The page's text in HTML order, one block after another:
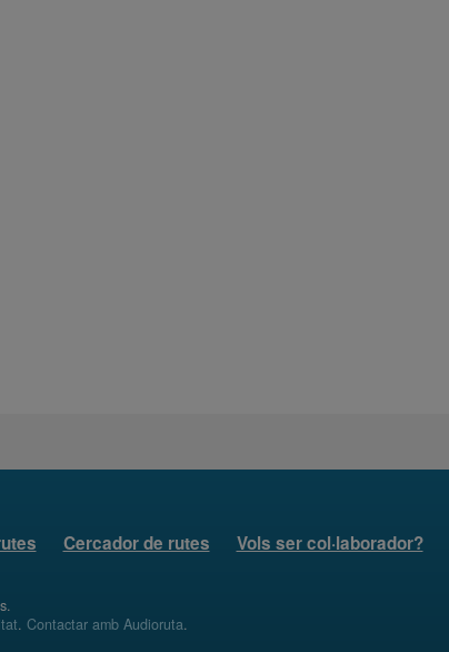
Cercador de rutes Vols ser col·laborador?
. Contactar amb Audioruta.